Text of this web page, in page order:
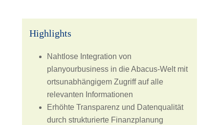
Highlights
Nahtlose Integration von
planyourbusiness in die Abacus-Welt mit
ortsunabhängigem Zugriff auf alle
relevanten Informationen
Erhöhte Transparenz und Datenqualität
durch strukturierte Finanzplanung